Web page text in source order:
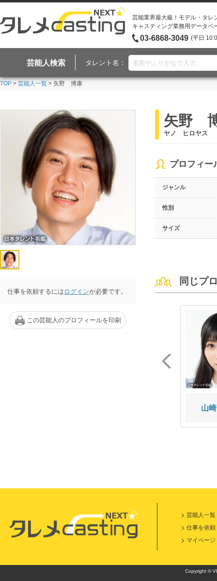
芸能業界最大級！モデル・タレ
キャスティング業務用データベ
03-6868-3049 (平日
芸能人検索 タレント名：
TOP > 芸能人一覧 > 矢野 博康
仕事を依頼するには ログインが必要です。
この芸能人のプロフィールを印刷
矢野
ヤノ ヒロヤス
プロフィー
ジャンル
性別
サイズ
同じプ
山
芸能人一覧
仕事を依頼
マイページ
Copyright ©